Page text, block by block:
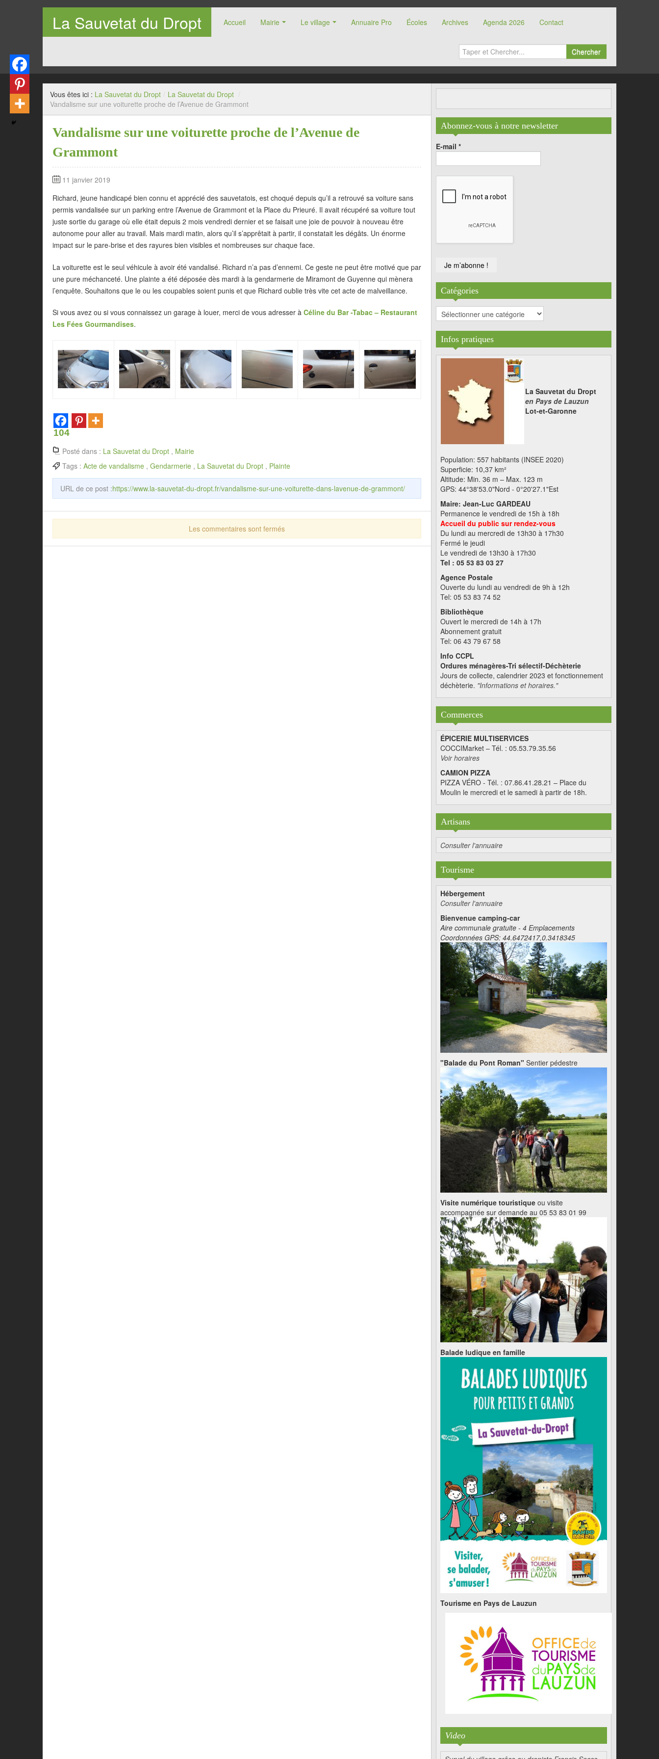
La Sauvetat du Dropt Accueil Mairie Le village Annuaire Pro Écoles Archives Agenda 2026 Contact
Chercher
Vous êtes ici : La Sauvetat du Dropt / La Sauvetat du Dropt /
Vandalisme sur une voiturette proche de l’Avenue de Grammont
Vandalisme sur une voiturette proche de l’Avenue de
Grammont
11 janvier 2019
Richard, jeune handicapé bien connu et apprécié des sauvetatois, est choqué depuis qu’il a retrouvé sa voiture sans
permis vandalisée sur un parking entre l’Avenue de Grammont et la Place du Prieuré. Il avait récupéré sa voiture tout
juste sortie du garage où elle était depuis 2 mois vendredi dernier et se faisait une joie de pouvoir à nouveau être
autonome pour aller au travail. Mais mardi matin, alors qu’il s’apprêtait à partir, il constatait les dégâts. Un énorme
impact sur le pare-brise et des rayures bien visibles et nombreuses sur chaque face.
La voiturette est le seul véhicule à avoir été vandalisé. Richard n’a pas d’ennemi. Ce geste ne peut être motivé que par
une pure méchanceté. Une plainte a été déposée dès mardi à la gendarmerie de Miramont de Guyenne qui mènera
l’enquête. Souhaitons que le ou les coupables soient punis et que Richard oublie très vite cet acte de malveillance.
Si vous avez ou si vous connaissez un garage à louer, merci de vous adresser à Céline du Bar -Tabac – Restaurant
Les Fées Gourmandises.
104
Posté dans : La Sauvetat du Dropt , Mairie
Tags : Acte de vandalisme , Gendarmerie , La Sauvetat du Dropt , Plainte
URL de ce post :https://www.la-sauvetat-du-dropt.fr/vandalisme-sur-une-voiturette-dans-lavenue-de-grammont/
Les commentaires sont fermés
Abonnez-vous à notre newsletter
E-mail *
Catégories
Catégories
Infos pratiques
La Sauvetat du Dropt
en Pays de Lauzun
Lot-et-Garonne
Population: 557 habitants (INSEE 2020)
Superficie: 10,37 km²
Altitude: Min. 36 m – Max. 123 m
GPS: 44°38'53.0"Nord - 0°20'27.1"Est
Maire: Jean-Luc GARDEAU
Permanence le vendredi de 15h à 18h
Accueil du public sur rendez-vous
Du lundi au mercredi de 13h30 à 17h30
Fermé le jeudi
Le vendredi de 13h30 à 17h30
Tel : 05 53 83 03 27
Agence Postale
Ouverte du lundi au vendredi de 9h à 12h
Tel: 05 53 83 74 52
Bibliothèque
Ouvert le mercredi de 14h à 17h
Abonnement gratuit
Tel: 06 43 79 67 58
Info CCPL
Ordures ménagères-Tri sélectif-Déchèterie
Jours de collecte, calendrier 2023 et fonctionnement
déchèterie. "Informations et horaires."
Commerces
ÉPICERIE MULTISERVICES
COCCIMarket – Tél. : 05.53.79.35.56
Voir horaires
CAMION PIZZA
PIZZA VÉRO - Tél. : 07.86.41.28.21 – Place du
Moulin le mercredi et le samedi à partir de 18h.
Artisans
Consulter l'annuaire
Tourisme
Hébergement
Consulter l'annuaire
Bienvenue camping-car
Aire communale gratuite - 4 Emplacements
Coordonnées GPS: 44.6472417,0.3418345
"Balade du Pont Roman" Sentier pédestre
Visite numérique touristique ou visite
accompagnée sur demande au 05 53 83 01 99
Balade ludique en famille
Tourisme en Pays de Lauzun
Video